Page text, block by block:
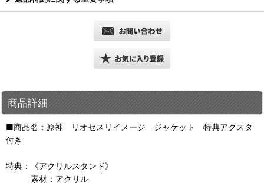
商品詳細
■商品名：原神 リオセスリイメージ ジャケット 特典アクスタ
付き
特典：《アクリルスタンド》
素材：アクリル